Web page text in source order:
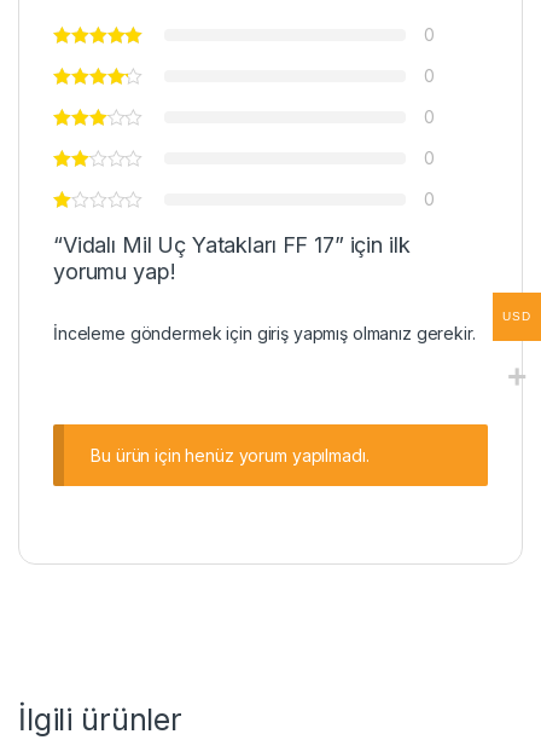
0
0
0
0
0
“Vidalı Mil Uç Yatakları FF 17” için ilk
yorumu yap!
İnceleme göndermek için girişyapmış olmanız gerekir.
Bu ürün için henüz yorum yapılmadı.
İlgili ürünler
USD